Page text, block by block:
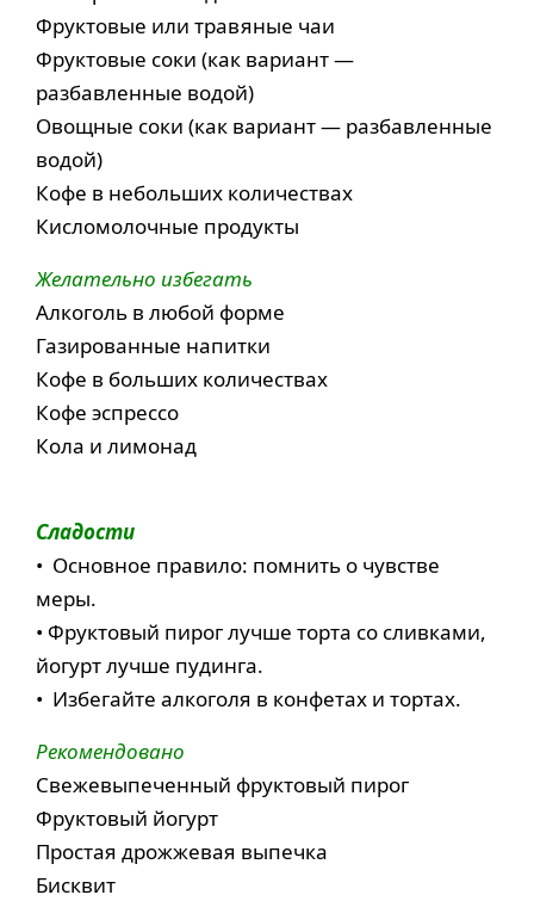
Фруктовые или травяные чаи
Фруктовые соки (как вариант —
разбавленные водой)
Овощные соки (как вариант — разбавленные
водой)
Кофе в небольших количествах
Кисломолочные продукты
Желательно избегать
Алкоголь в любой форме
Газированные напитки
Кофе в больших количествах
Кофе эспрессо
Кола и лимонад
Сладости
• Основное правило: помнить о чувстве
меры.
• Фруктовый пирог лучше торта со сливками,
йогурт лучше пудинга.
• Избегайте алкоголя в конфетах и тортах.
Рекомендовано
Свежевыпеченный фруктовый пирог
Фруктовый йогурт
Простая дрожжевая выпечка
Бисквит